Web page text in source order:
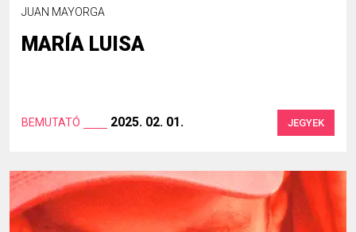
JUAN MAYORGA
MARÍA LUISA
BEMUTATÓ 2025. 02. 01. JEGYEK